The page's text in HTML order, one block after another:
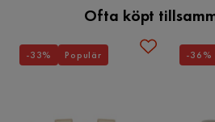
Ofta köpt
-33% Populär -36%